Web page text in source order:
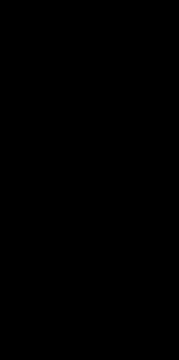
Antike
des frühneuzeitlichen
Europas
vom Wissen